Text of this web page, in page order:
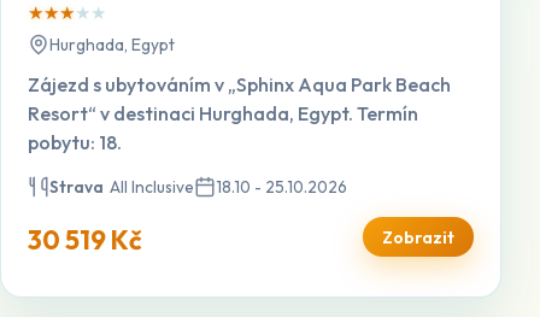
★★★★★
Hurghada, Egypt
Zájezd s ubytováním v „Sphinx Aqua Park Beach
Resort“ v destinaci Hurghada, Egypt. Termín
pobytu: 18.
Strava All Inclusive 18.10 - 25.10.2026
30 519 Kč Zobrazit